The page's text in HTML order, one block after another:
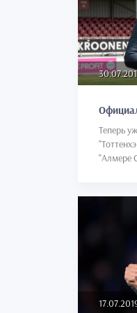
Теперь
"Алмере